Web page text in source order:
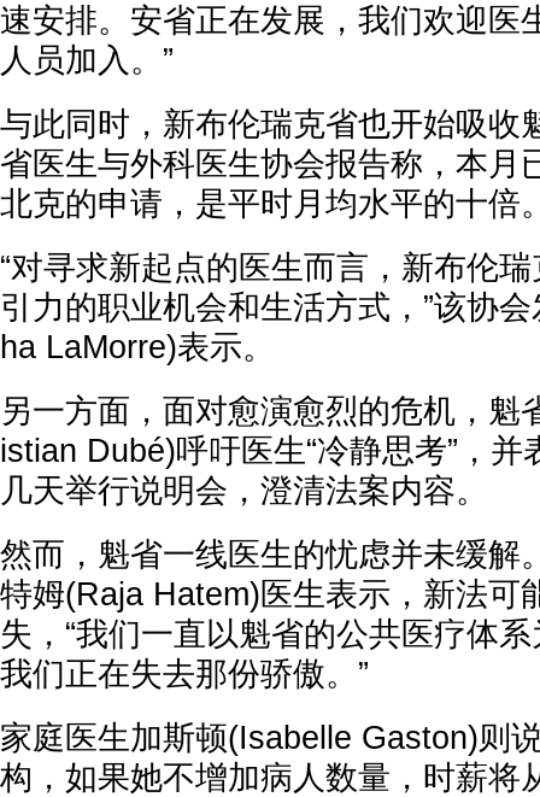
速安排。安省正在发展，我们欢迎医
人员加入。”
与此同时，新布伦瑞克省也开始吸收
省医生与外科医生协会报告称，本月
北克的申请，是平时月均水平的十倍
“对寻求新起点的医生而言，新布伦
引力的职业机会和生活方式，”该协
ha LaMorre)表示。
另一方面，面对愈演愈烈的危机，魁
istian Dubé)呼吁医生“冷静思考”，并
几天举行说明会，澄清法案内容。
然而，魁省一线医生的忧虑并未缓解
特姆(Raja Hatem)医生表示，新法可
失，“我们一直以魁省的公共医疗体
我们正在失去那份骄傲。”
家庭医生加斯顿(Isabelle Gaston)则
构，如果她不增加病人数量，时薪将